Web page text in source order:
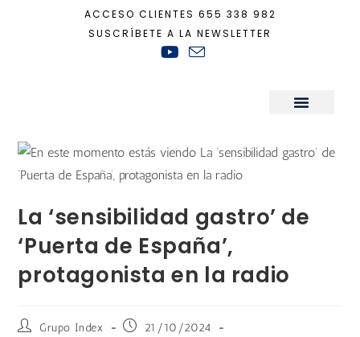
ACCESO CLIENTES 655 338 982
SUSCRÍBETE A LA NEWSLETTER
La ‘sensibilidad gastro’ de
‘Puerta de España’,
protagonista en la radio
Grupo Index
21/10/2024